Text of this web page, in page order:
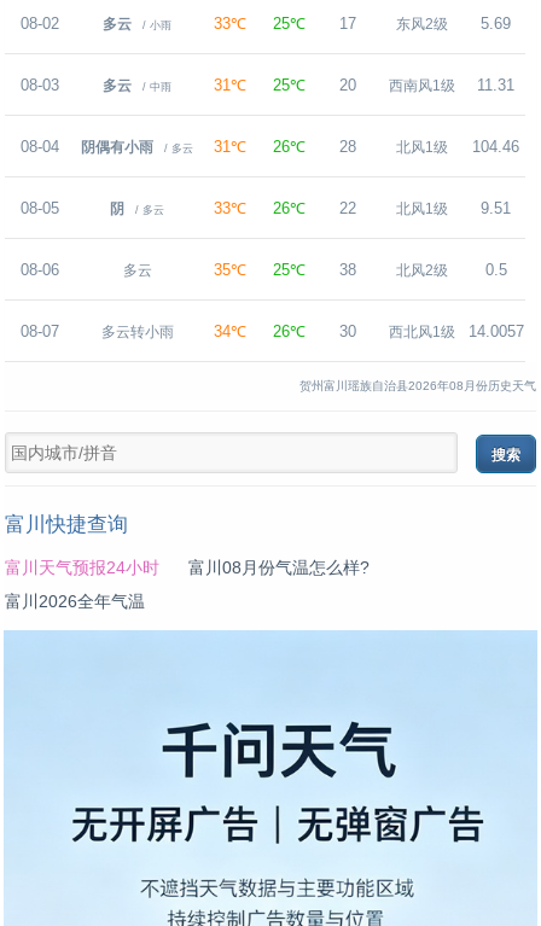
08-02 多云 / 小雨 33℃ 25℃ 17 东风2级 5.69
08-03 多云 / 中雨 31℃ 25℃ 20 西南风1级 11.31
08-04 阴偶有小雨 / 多云 31℃ 26℃ 28 北风1级 104.46
08-05 阴 / 多云 33℃ 26℃ 22 北风1级 9.51
08-06 多云 35℃ 25℃ 38 北风2级 0.5
08-07 多云转小雨 34℃ 26℃ 30 西北风1级 14.0057
贺州富川瑶族自治县2026年08月份历史天气
富川快捷查询
富川天气预报24小时
富川08月份气温怎么样?
富川2026全年气温